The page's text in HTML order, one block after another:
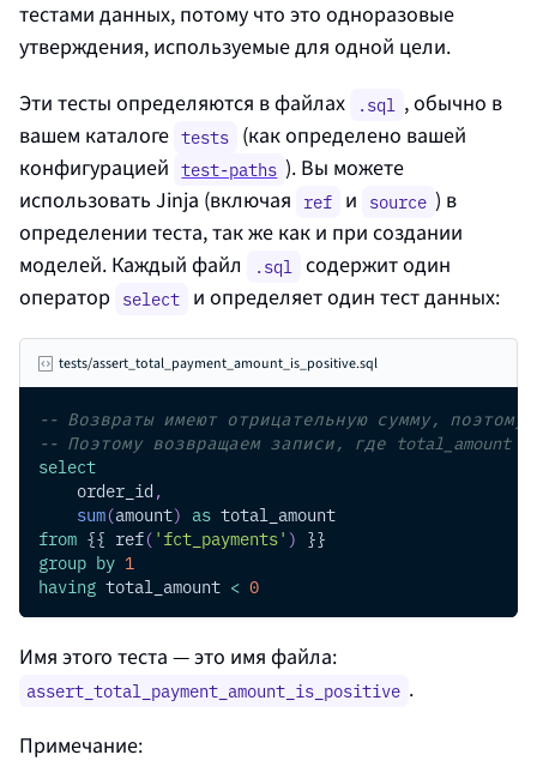
тестами данных, потому что это одноразовые
утверждения, используемые для одной цели.
Эти тесты определяются в файлах
.sql , обычно в
вашем каталоге tests (как определено вашей
конфигурацией test-paths ). Вы можете
использовать Jinja (включая ref и source ) в
определении теста, так же как и при создании
моделей. Каждый файл
.sql содержит один
оператор select и определяет один тест данных:
tests/assert_total_payment_amount_is_positive.sql
-- Возвраты имеют отрицательную сумму,
-- Поэтому возвращаем записи, где total_amount
select
    order_id
,
sum(amount) as total_amount
from {{ ref( 'fct_payments' ) }}
group by 1
having total_amount < 0
Имя этого теста — это имя файла:
assert_total_payment_amount_is_positive .
Примечание: